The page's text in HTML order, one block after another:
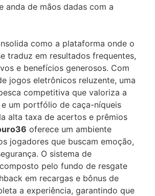
anda de mãos dadas com a
como a plataforma onde o
traduz em resultados frequentes,
e benefícios generosos. Com
jogos eletrônicos reluzente, uma
competitiva que valoriza a
um portfólio de caça-níqueis
alta taxa de acertos e prêmios
oferece um ambiente
jogadores que buscam emoção,
O sistema de
pelo fundo de resgate
em recargas e bônus de
a experiência, garantindo que